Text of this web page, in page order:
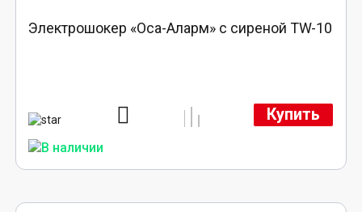
Электрошокер «Оса-Аларм» с сиреной TW-10
Купить